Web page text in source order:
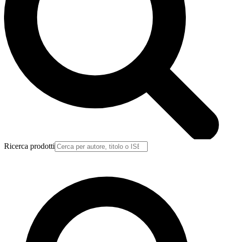
Ricerca prodotti